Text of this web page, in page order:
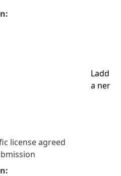
license agreed
Ladd
a ner